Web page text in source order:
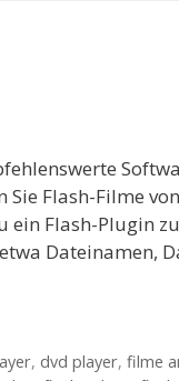
Flash-Filme
ein Flash-Plugin
Dateinamen,
, dvd player, filme